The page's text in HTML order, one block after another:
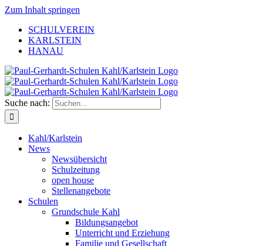
Zum Inhalt springen
SCHULVEREIN
KARLSTEIN
HANAU
Suche nach:
Kahl/Karlstein
News
Newsübersicht
Schulzeitung
open house
Stellenangebote
Schulen
Grundschule Kahl
Bildungsangebot
Unterricht und Erziehung
Familie und Gesellschaft